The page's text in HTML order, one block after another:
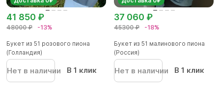
48000 ₽ -13%
41 850 ₽
Букет из 51 розового пиона
(Голландия)
Нет в наличии В 1 клик
45300 ₽ -18%
37 060 ₽
Букет из 51 малинового пиона
(Россия)
Нет в наличии В 1 клик